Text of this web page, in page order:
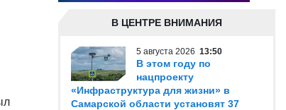
В ЦЕНТРЕ ВНИМАНИЯ
5 августа 2026 13:50
В этом году по
нацпроекту
«Инфраструктура для жизни» в
Самарской области установят 37